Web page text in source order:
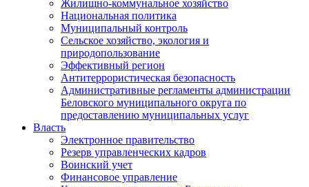
Жилищно-коммунальное хозяйство
Национальная политика
Муниципальный контроль
Сельское хозяйство, экология и
природопользование
Эффективный регион
Антитеррористическая безопасность
Административные регламенты администрации
Беловского муниципального округа по
предоставлению муниципальных услуг
Власть
Электронное правительство
Резерв управленческих кадров
Воинский учет
Финансовое управление